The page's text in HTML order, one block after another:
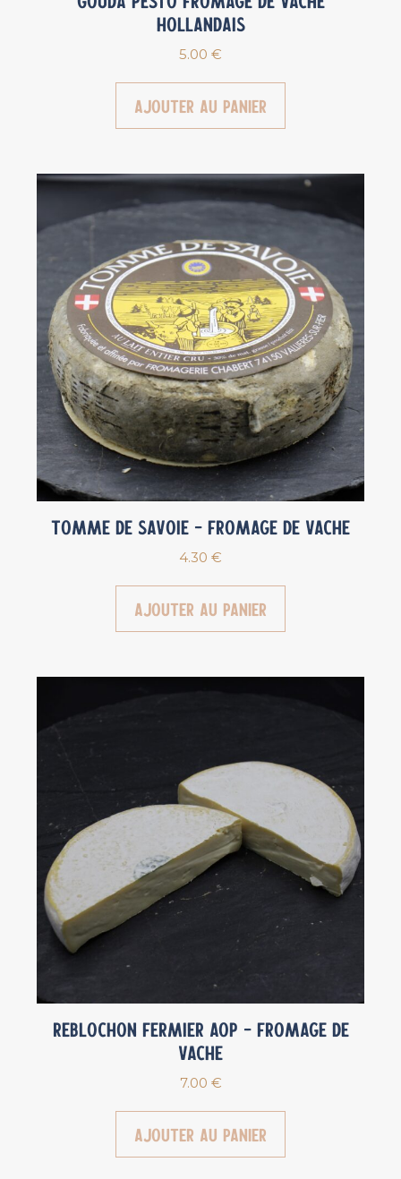
Hollandais
5.00 €
Ajouter au panier
Tomme de Savoie – Fromage de vache
4.30 €
Ajouter au panier
Reblochon Fermier AOP – Fromage de
vache
7.00 €
Ajouter au panier